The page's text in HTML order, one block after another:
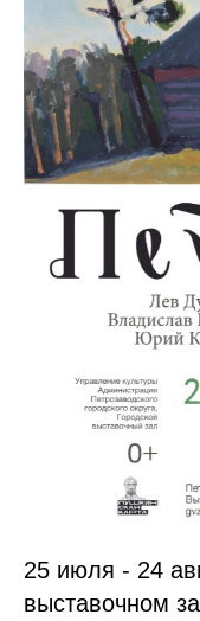
25 июля - 24
выставочном